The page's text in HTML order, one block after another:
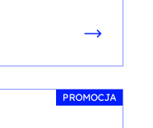
PROMOCJA